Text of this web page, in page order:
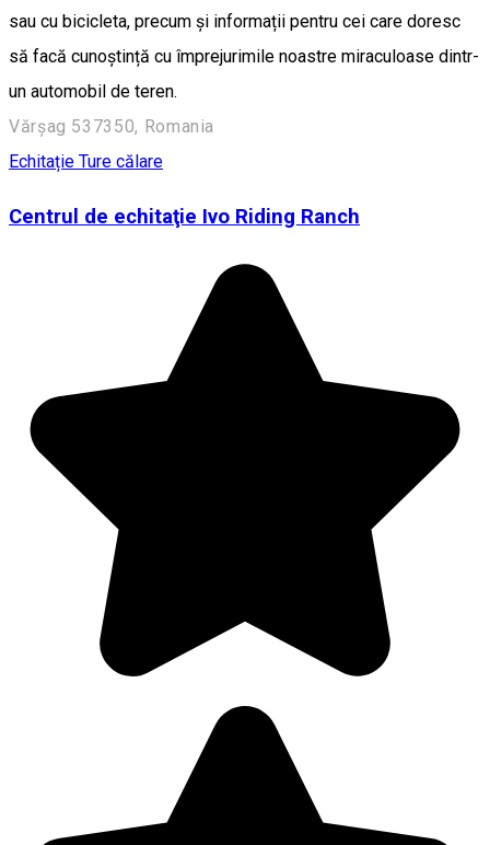
sau cu bicicleta, precum și informații pentru cei care doresc
să facă cunoștință cu împrejurimile noastre miraculoase dintr-
un automobil de teren.
Vărșag 537350, Romania
Echitație Ture călare
Centrul de echitaţie Ivo Riding Ranch